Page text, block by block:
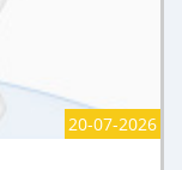
20-07-2026